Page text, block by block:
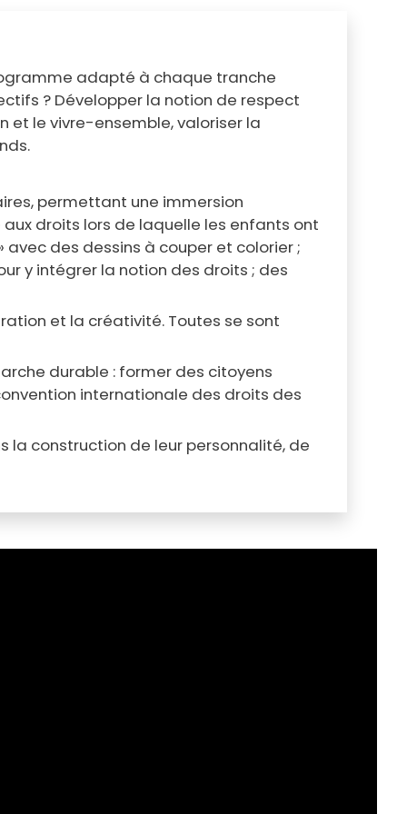
adapté à chaque tranche
? Développer la notion de respect
et le vivre-ensemble, valoriser la
permettant une immersion
aux droits lors de laquelle les enfants ont
des dessins à couper et colorier ;
y intégrer la notion des droits ; des
et la créativité. Toutes se sont
durable : former des citoyens
internationale des droits des
construction de leur personnalité, de